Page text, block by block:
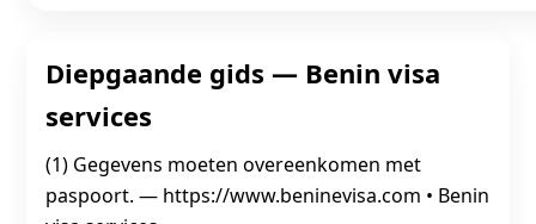
Diepgaande gids — Benin visa
services
(1) Gegevens moeten overeenkomen met
paspoort. — https://www.beninevisa.com • Benin